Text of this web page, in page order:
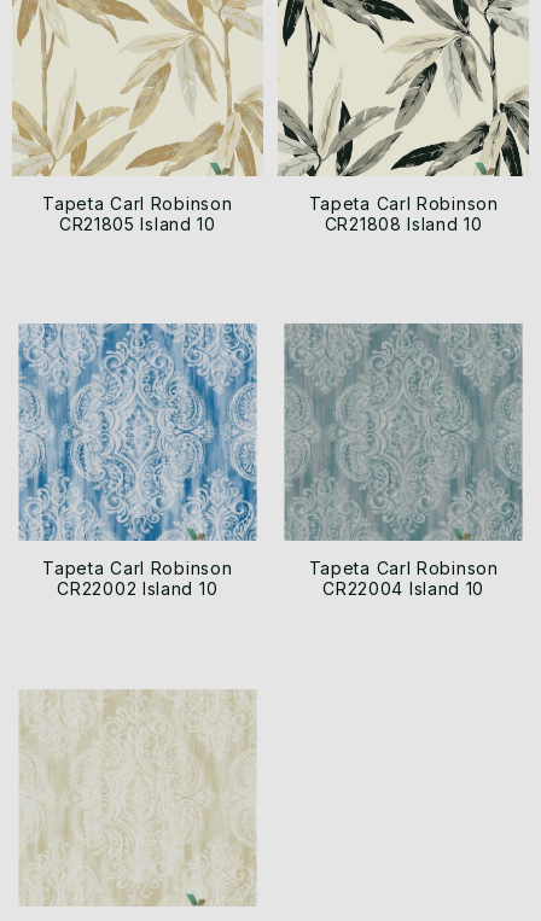
Tapeta Carl Robinson
CR21805 Island 10
Tapeta Carl Robinson
CR21808 Island 10
Tapeta Carl Robinson
CR22002 Island 10
Tapeta Carl Robinson
CR22004 Island 10